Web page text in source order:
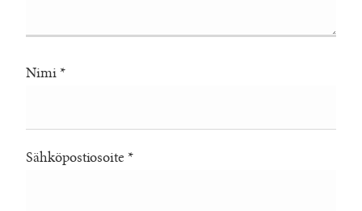
Nimi *
Sähköpostiosoite *